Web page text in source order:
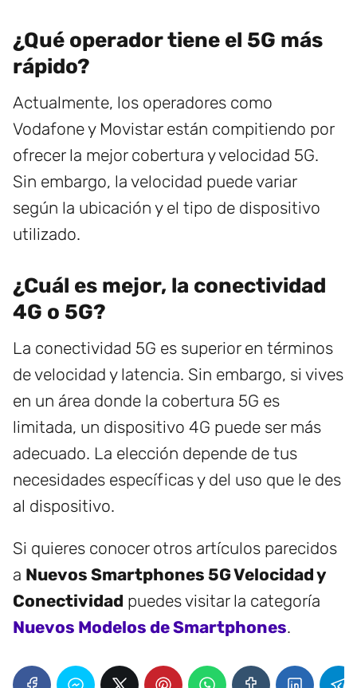
¿Qué operador tiene el 5G más
rápido?
Actualmente, los operadores como
Vodafone y Movistar están compitiendo por
ofrecer la mejor cobertura y velocidad 5G.
Sin embargo, la velocidad puede variar
según la ubicación y el tipo de dispositivo
utilizado.
¿Cuál es mejor, la conectividad
4G o 5G?
La conectividad 5G es superior en términos
de velocidad y latencia. Sin embargo, si vives
en un área donde la cobertura 5G es
limitada, un dispositivo 4G puede ser más
adecuado. La elección depende de tus
necesidades específicas y del uso que le des
al dispositivo.
Si quieres conocer otros artículos parecidos
a Nuevos Smartphones 5G Velocidad y
Conectividad puedes visitar la categoría
Nuevos Modelos de Smartphones.